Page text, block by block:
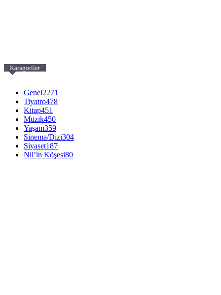
Katagoriler
Genel2271
Tiyatro478
Kitap451
Müzik450
Yaşam359
Sinema/Dizi304
Siyaset187
Nil’in Köşesi80